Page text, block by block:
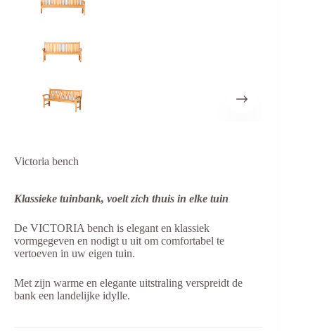
Victoria bench
Klassieke tuinbank, voelt zich thuis in elke tuin
De VICTORIA bench is elegant en klassiek
vormgegeven en nodigt u uit om comfortabel te
vertoeven in uw eigen tuin.
Met zijn warme en elegante uitstraling verspreidt de
bank een landelijke idylle.